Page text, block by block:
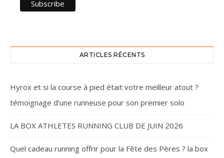
ARTICLES RÉCENTS
Hyrox et si la course à pied était votre meilleur atout ?
témoignage d’une runneuse pour son premier solo
LA BOX ATHLETES RUNNING CLUB DE JUIN 2026
Quel cadeau running offrir pour la Fête des Pères ? la box